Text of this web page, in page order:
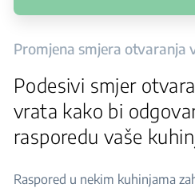
Promjena smjera otvaranja
Podesivi smjer
vrata kako bi
rasporedu vaše
Raspored u nekim kuhinjama